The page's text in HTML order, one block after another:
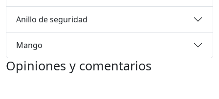
Anillo de seguridad
Mango
Opiniones y comentarios